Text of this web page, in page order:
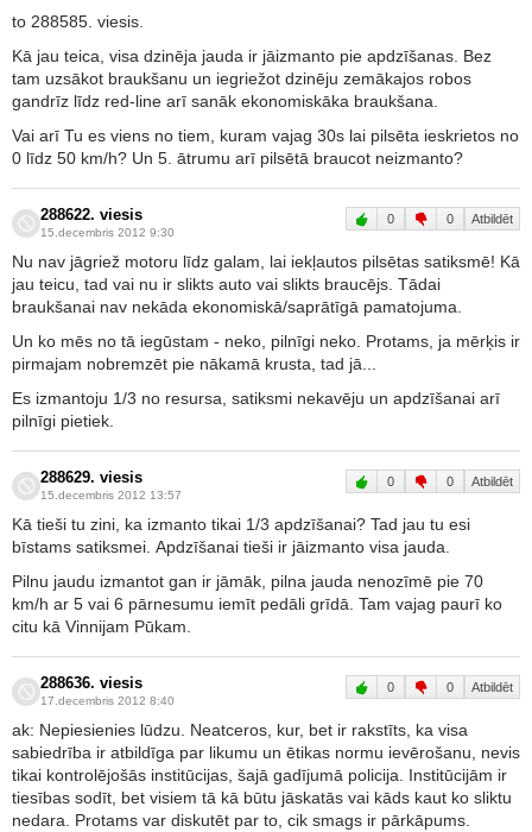
to 288585. viesis.
Kā jau teica, visa dzinēja jauda ir jāizmanto pie apdzīšanas. Bez
tam uzsākot braukšanu un iegriežot dzinēju zemākajos robos
gandrīz līdz red-line arī sanāk ekonomiskāka braukšana.
Vai arī Tu es viens no tiem, kuram vajag 30s lai pilsēta ieskrietos no
0 līdz 50 km/h? Un 5. ātrumu arī pilsētā braucot neizmanto?
288622. viesis
15.decembris 2012 9:30
0 0 Atbildēt
Nu nav jāgriež motoru līdz galam, lai iekļautos pilsētas satiksmē! Kā
jau teicu, tad vai nu ir slikts auto vai slikts braucējs. Tādai
braukšanai nav nekāda ekonomiskā/saprātīgā pamatojuma.
Un ko mēs no tā iegūstam - neko, pilnīgi neko. Protams, ja mērķis ir
pirmajam nobremzēt pie nākamā krusta, tad jā...
Es izmantoju 1/3 no resursa, satiksmi nekavēju un apdzīšanai arī
pilnīgi pietiek.
288629. viesis
15.decembris 2012 13:57
0 0 Atbildēt
Kā tieši tu zini, ka izmanto tikai 1/3 apdzīšanai? Tad jau tu esi
bīstams satiksmei. Apdzīšanai tieši ir jāizmanto visa jauda.
Pilnu jaudu izmantot gan ir jāmāk, pilna jauda nenozīmē pie 70
km/h ar 5 vai 6 pārnesumu iemīt pedāli grīdā. Tam vajag paurī ko
citu kā Vinnijam Pūkam.
288636. viesis
17.decembris 2012 8:40
0 0 Atbildēt
ak: Nepiesienies lūdzu. Neatceros, kur, bet ir rakstīts, ka visa
sabiedrība ir atbildīga par likumu un ētikas normu ievērošanu, nevis
tikai kontrolējošās institūcijas, šajā gadījumā policija. Institūcijām ir
tiesības sodīt, bet visiem tā kā būtu jāskatās vai kāds kaut ko sliktu
nedara. Protams var diskutēt par to, cik smags ir pārkāpums.